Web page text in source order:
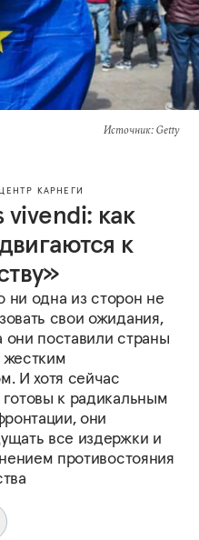
Источник: Getty
КАРНЕГИ
vivendi: как
к
ни одна из сторон не
свои ожидания,
они поставили страны
И хотя сейчас
к радикальным
они
все издержки и
противостояния